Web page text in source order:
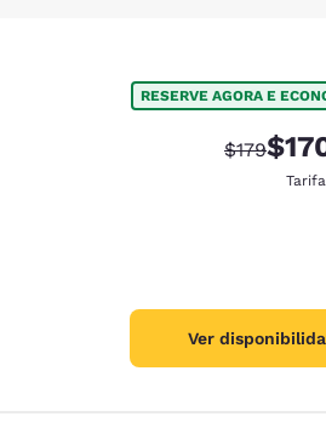
RESERVE AGORA E
Tarifa
$179Tarifa
Ver